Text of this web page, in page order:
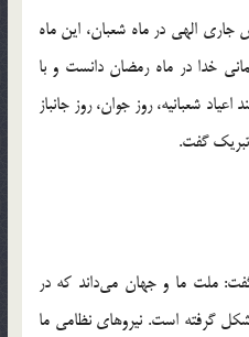
الهی در ماه شعبان، این ماه
خدا در ماه رمضان دانست و با
شعبانیه، روز جوان، روز جانباز
گفت.
گفت: ملت ما و جهان می‌داند که در
گرفته است. نیروهای نظامی ما